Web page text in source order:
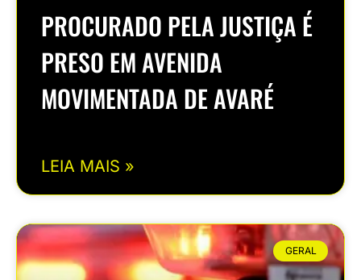
PROCURADO PELA JUSTIÇA É
PRESO EM AVENIDA
MOVIMENTADA DE AVARÉ
LEIA MAIS »
GERAL